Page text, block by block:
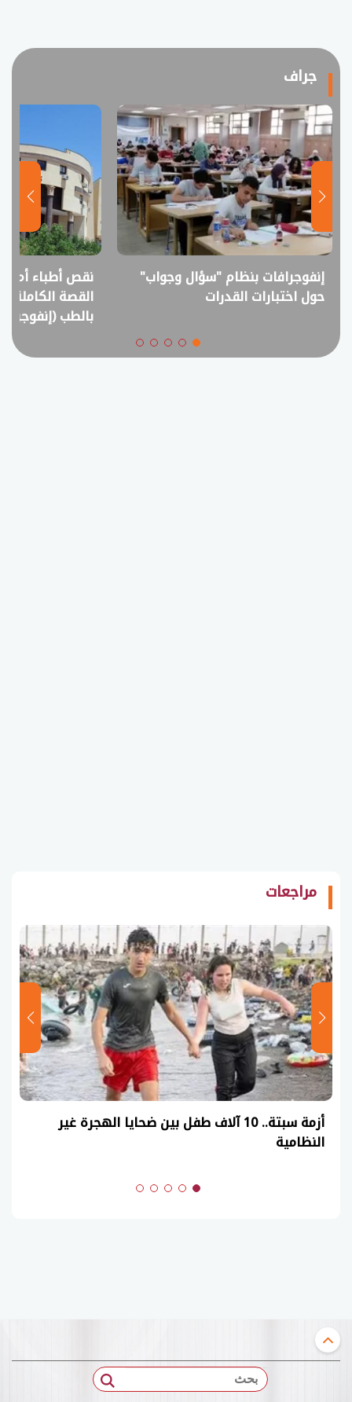
جراف
إنفوجرافات بنظام "سؤال وجواب"
حول اختبارات القدرات
نقص أطباء أم
القصة الكاملة
بالطب
مراجعات
أزمة سبتة.. 10 آلاف طفل بين ضحايا الهجرة غير
النظامية
بحث